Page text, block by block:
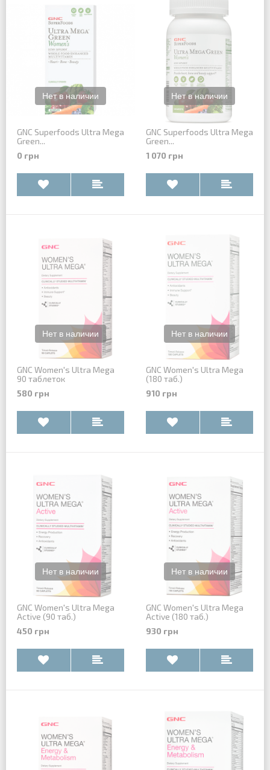
GNC Superfoods Ultra Mega
Green...
0 грн
GNC Superfoods Ultra Mega
Green...
1 070 грн
GNC Women's Ultra Mega
90 таблеток
580 грн
GNC Women's Ultra Mega
(180 таб.)
910 грн
GNC Women's Ultra Mega
Active (90 таб.)
450 грн
GNC Women's Ultra Mega
Active (180 таб.)
930 грн